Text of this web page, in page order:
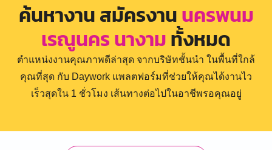
ค้นหางาน สมัครงานนครพนม
เรณูนคร นางามทั้งหมด
ตำแหน่งงานคุณภาพดีล่าสุด จากบริษัทชั้นนำ ในพื้นที่ใกล้
คุณที่สุด กับ Daywork แพลตฟอร์มที่ช่วยให้คุณได้งานไว
เร็วสุดใน 1 ชั่วโมง เส้นทางต่อไปในอาชีพรอคุณอยู่